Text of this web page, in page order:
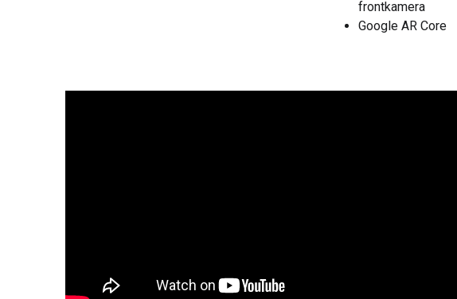
frontkamera
Google AR Core